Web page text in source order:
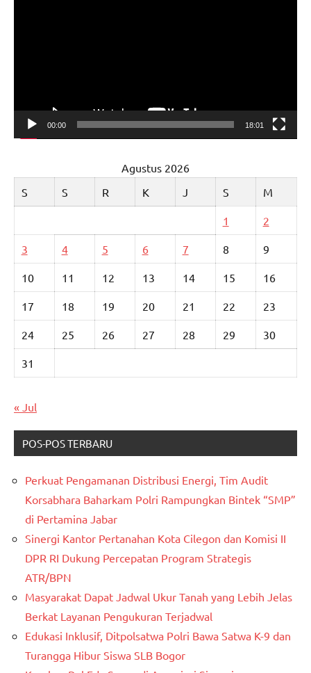
00:00 18:01
Agustus 2026
S
S R K J S M
1 2
3 4 5 6 7 8 9
10 11 12 13 14 15 16
17 18 19 20 21 22 23
24 25 26 27 28 29 30
31
« Jul
POS-POS TERBARU
Perkuat Pengamanan Distribusi Energi, Tim Audit
Korsabhara Baharkam Polri Rampungkan Bintek “SMP”
di Pertamina Jabar
Sinergi Kantor Pertanahan Kota Cilegon dan Komisi II
DPR RI Dukung Percepatan Program Strategis
ATR/BPN
Masyarakat Dapat Jadwal Ukur Tanah yang Lebih Jelas
Berkat Layanan Pengukuran Terjadwal
Edukasi Inklusif, Ditpolsatwa Polri Bawa Satwa K-9 dan
Turangga Hibur Siswa SLB Bogor